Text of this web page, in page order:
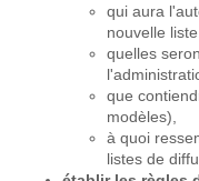
qui aura
nouvelle liste,
quelles
que
modèles),
à quoi
listes de